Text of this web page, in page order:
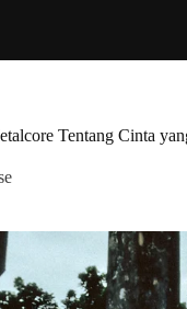
Tentang Cinta